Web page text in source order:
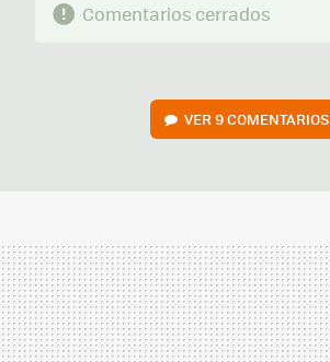
Comentarios cerrados
VER9 COMENTARIOS